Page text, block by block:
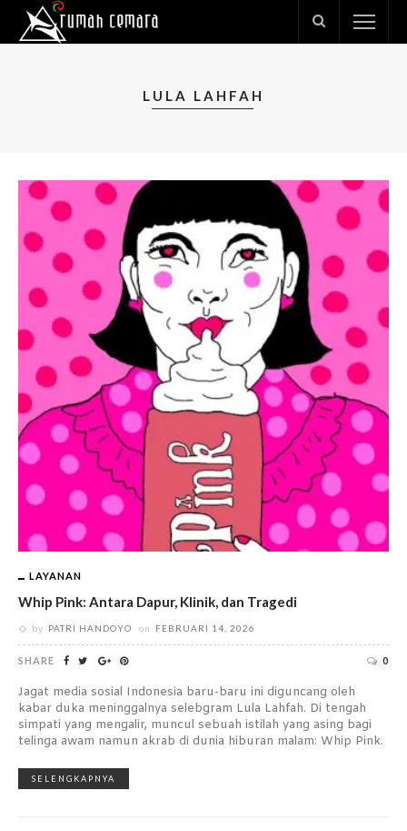
LULA LAHFAH
LAYANAN
Whip Pink: Antara Dapur, Klinik, dan Tragedi
by PATRI HANDOYO on FEBRUARI 14, 2026
SHARE 0
Jagat media sosial Indonesia baru-baru ini diguncang oleh
kabar duka meninggalnya selebgram Lula Lahfah. Di tengah
simpati yang mengalir, muncul sebuah istilah yang asing bagi
telinga awam namun akrab di dunia hiburan malam: Whip Pink.
SELENGKAPNYA